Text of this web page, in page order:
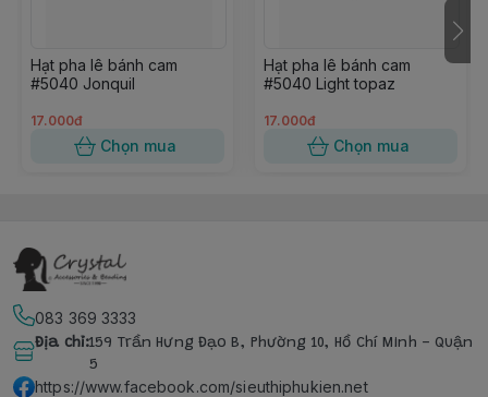
Hạt pha lê bánh cam
#5040 Jonquil
17.000đ
Chọn mua
Hạt pha lê bánh cam
#5040 Light topaz
17.000đ
Chọn mua
083 369 3333
Địa chỉ:159 Trần Hưng Đạo B, Phường 10, Hồ Chí Minh - Quận
5
https://www.facebook.com/sieuthiphukien.net